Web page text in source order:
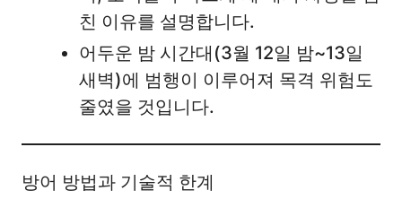
친 이유를 설명합니다.
어두운 밤 시간대(3월 12일 밤~13일
새벽)에 범행이 이루어져 목격 위험도
줄였을 것입니다.
방어 방법과 기술적 한계